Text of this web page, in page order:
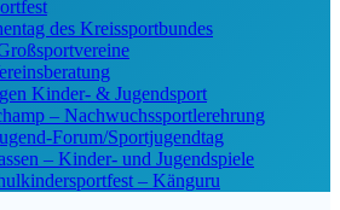
des Kreissportbundes
Kinder- & Jugendsport
– Nach­wuchs­sportler­ehrung
Forum/Sport­jugend­tag
– Kinder- und Jugendspiele
– Känguru